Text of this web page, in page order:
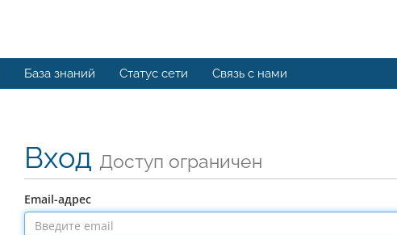
База знаний Статус сети Связь с нами
Вход Доступ ограничен
Email-адрес